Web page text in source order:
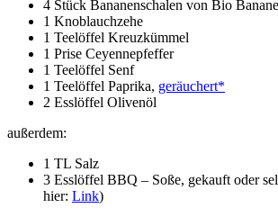
4 Stück Bananenschalen von Bio
1 Knoblauchzehe
1 Teelöffel Kreuzkümmel
1 Prise Ceyennepfeffer
1 Teelöffel Senf
1 Teelöffel Paprika, geräuchert*
2 Esslöffel Olivenöl
außerdem:
1 TL Salz
3 Esslöffel BBQ – Soße, gekauft oder
hier: Link)